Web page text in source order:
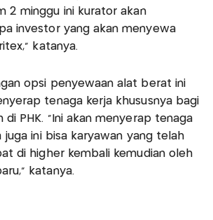
2 minggu ini kurator akan
investor yang akan menyewa
katanya.
opsi penyewaan alat berat ini
tenaga kerja khususnya bagi
di PHK. “Ini akan menyerap tenaga
juga ini bisa karyawan yang telah
di higher kembali kemudian oleh
katanya.